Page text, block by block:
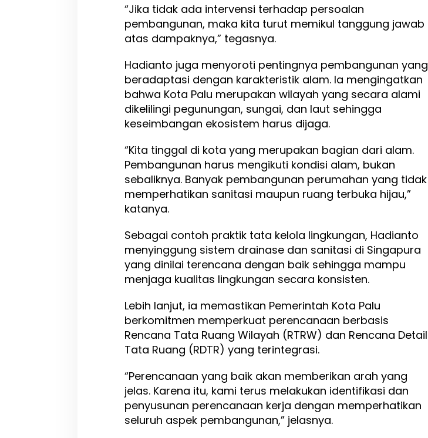
m
a
n
u
a
n
K
t
“Jika tidak ada intervensi terhadap persoalan
pembangunan, maka kita turut memikul tanggung jawab
atas dampaknya,” tegasnya.
Hadianto juga menyoroti pentingnya pembangunan yang
beradaptasi dengan karakteristik alam. Ia mengingatkan
bahwa Kota Palu merupakan wilayah yang secara alami
dikelilingi pegunungan, sungai, dan laut sehingga
keseimbangan ekosistem harus dijaga.
“Kita tinggal di kota yang merupakan bagian dari alam.
Pembangunan harus mengikuti kondisi alam, bukan
sebaliknya. Banyak pembangunan perumahan yang tidak
memperhatikan sanitasi maupun ruang terbuka hijau,”
katanya.
Sebagai contoh praktik tata kelola lingkungan, Hadianto
menyinggung sistem drainase dan sanitasi di Singapura
yang dinilai terencana dengan baik sehingga mampu
menjaga kualitas lingkungan secara konsisten.
Lebih lanjut, ia memastikan Pemerintah Kota Palu
berkomitmen memperkuat perencanaan berbasis
Rencana Tata Ruang Wilayah (RTRW) dan Rencana Detail
Tata Ruang (RDTR) yang terintegrasi.
“Perencanaan yang baik akan memberikan arah yang
jelas. Karena itu, kami terus melakukan identifikasi dan
penyusunan perencanaan kerja dengan memperhatikan
seluruh aspek pembangunan,” jelasnya.